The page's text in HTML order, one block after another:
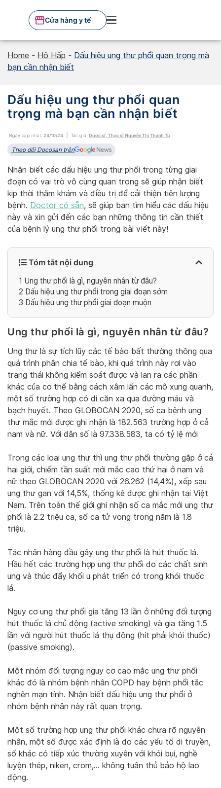
Cửa hàng y tế
Home - Hô Hấp - Dấu hiệu ung thư phổi quan trọng mà
bạn cần nhận biết
Dấu hiệu ung thư phổi quan
trọng mà bạn cần nhận biết
Ngày cập nhật: 24/10/24 Tác giả: Dược sĩ, Thạc sĩ Nguyễn Thị Thanh Tú
Theo dõi Docosan trên
Nhận biết các dấu hiệu ung thư phổi trong từng giai
đoạn có vai trò vô cùng quan trọng sẽ giúp nhận biết
kịp thời thăm khám và điều trị để cải thiện tiên lượng
bệnh. Doctor có sẵn, sẽ giúp bạn tìm hiểu các dấu hiệu
này và xin gửi đến các bạn những thông tin cần thiết
của bệnh lý ung thư phổi trong bài viết này!
Tóm tắt nội dung
1 Ung thư phổi là gì, nguyên nhân từ đâu?
2 Dấu hiệu ung thư phổi trong giai đoạn sớm
3 Dấu hiệu ung thư phổi giai đoạn muộn
Ung thư phổi là gì, nguyên nhân từ đâu?
Ung thư là sự tích lũy các tế bào bất thường thông qua
quá trình phân chia tế bào, khi quá trình này rơi vào
trạng thái không kiểm soát được và lan ra các phần
khác của cơ thể bằng cách xâm lấn các mô xung quanh,
một số trường hợp có di căn xa qua đường máu và
bạch huyết. Theo GLOBOCAN 2020, số ca bệnh ung
thư mắc mới được ghi nhận là 182.563 trường hợp ở cả
nam và nữ. Với dân số là 97.338.583, ta có tỷ lệ mới
Trong các loại ung thư thì ung thư phổi thường gặp ở cả
hai giới, chiếm tần suất mới mắc cao thứ hai ở nam và
nữ theo GLOBOCAN 2020 với 26.262 (14,4%), xếp sau
ung thư gan với 14,5%, thống kê được ghi nhận tại Việt
Nam. Trên toàn thế giới ghi nhận số ca mắc mới ung thư
phổi là 2.2 triệu ca, số ca tử vong trong năm là 1.8
triệu.
Tác nhân hàng đầu gây ung thư phổi là hút thuốc lá.
Hầu hết các trường hợp ung thư phổi do các chất sinh
ung và thúc đẩy khối u phát triển có trong khói thuốc
lá.
Nguy cơ ung thư phổi gia tăng 13 lần ở những đối tượng
hút thuốc lá chủ động (active smoking) và gia tăng 1.5
lần với người hút thuốc lá thụ động (hít phải khói thuốc)
(passive smoking).
Một nhóm đối tượng nguy cơ cao mắc ung thư phổi
khác đó là nhóm bệnh nhân COPD hay bệnh phổi tắc
nghẽn mạn tính. Nhận biết dấu hiệu ung thư phổi ở
nhóm bệnh nhân này rất quan trọng.
Một số trường hợp ung thư phổi khác chưa rõ nguyên
nhân, một số được xác định là do các yếu tố di truyền,
số khác có tiếp xúc thường xuyên với khói bụi, nghề
luyện thép, niken, crom,… không tuân thủ bảo hộ lao
động.